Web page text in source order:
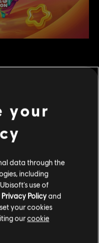
discover
your
data through the
including
use of
Privacy Policyand
your cookies
ourcookie